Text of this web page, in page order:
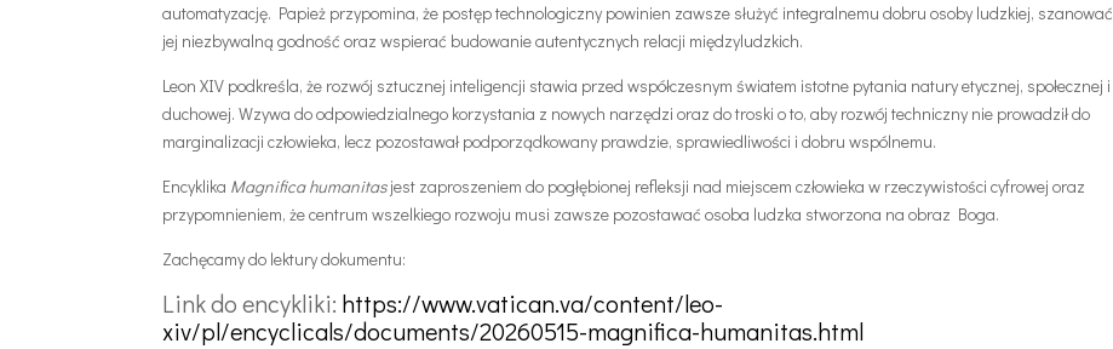
automatyzację. Papież przypomina, że postęp technologiczny powinien zawsze służyć integralnemu dobru osoby ludzkiej, szanować
jej niezbywalną godność oraz wspierać budowanie autentycznych relacji międzyludzkich.
Leon XIV podkreśla, że rozwój sztucznej inteligencji stawia przed współczesnym światem istotne pytania natury etycznej, społecznej i
duchowej. Wzywa do odpowiedzialnego korzystania z nowych narzędzi oraz do troski o to, aby rozwój techniczny nie prowadził do
marginalizacji człowieka, lecz pozostawał podporządkowany prawdzie, sprawiedliwości i dobru wspólnemu.
Encyklika Magnifica humanitasjest zaproszeniem do pogłębionej refleksji nad miejscem człowieka w rzeczywistości cyfrowej oraz
przypomnieniem, że centrum wszelkiego rozwoju musi zawsze pozostawać osoba ludzka stworzona na obraz Boga.
Zachęcamy do lektury dokumentu:
Link do encykliki: https://www.vatican.va/content/leo-
xiv/pl/encyclicals/documents/20260515-magnifica-humanitas.html